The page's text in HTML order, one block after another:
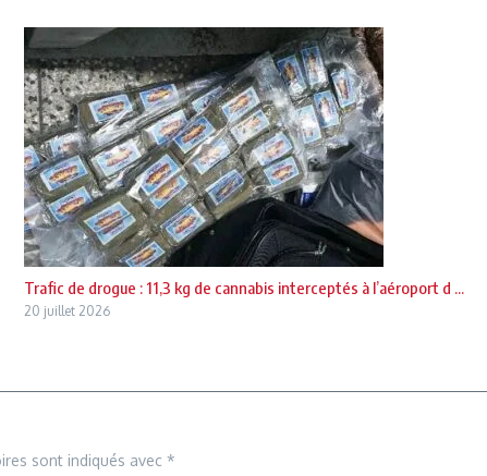
Trafic de drogue : 11,3 kg de cannabis interceptés à l’aéroport d ...
20 juillet 2026
sont indiqués avec *